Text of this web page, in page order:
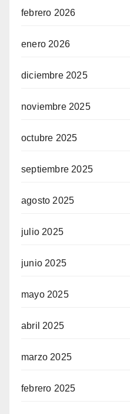
febrero 2026
enero 2026
diciembre 2025
noviembre 2025
octubre 2025
septiembre 2025
agosto 2025
julio 2025
junio 2025
mayo 2025
abril 2025
marzo 2025
febrero 2025